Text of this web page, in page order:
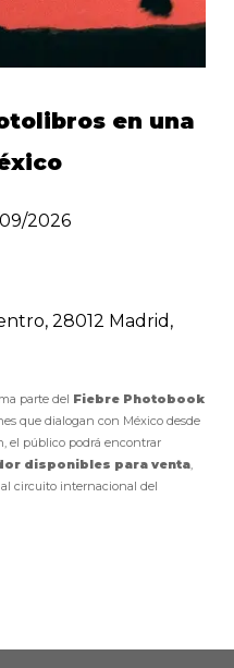
en una
2026
28012 Madrid,
parte del Fiebre Photobook
que dialogan con México desde
el público podrá encontrar
disponibles para venta
circuito internacional del